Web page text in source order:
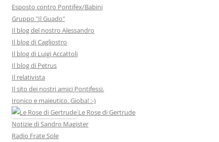
Esposto contro Pontifex/Babini
Gruppo "Il Guado"
Il blog del nostro Alessandro
Il blog di Cagliostro
Il blog di Luigi Accattoli
Il blog di Petrus
Il relativista
Il sito dei nostri amici Pontifessi.
Ironico e maieutico. Gioba! :-)
Le Rose di Gertrude
Notizie di Sandro Magister
Radio Frate Sole